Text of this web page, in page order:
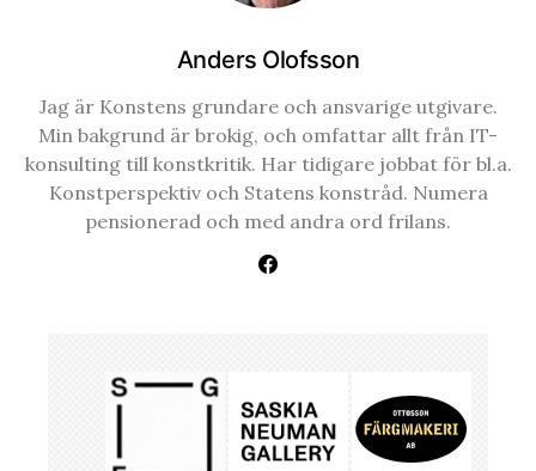
Anders Olofsson
Jag är Konstens grundare och ansvarige utgivare.
Min bakgrund är brokig, och omfattar allt från IT-
konsulting till konstkritik. Har tidigare jobbat för bl.a.
Konstperspektiv och Statens konstråd. Numera
pensionerad och med andra ord frilans.